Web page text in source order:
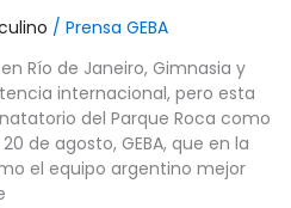
/ Prensa GEBA
Río de Janeiro, Gimnasia y
internacional, pero esta
del Parque Roca como
de agosto, GEBA, que en la
el equipo argentino mejor